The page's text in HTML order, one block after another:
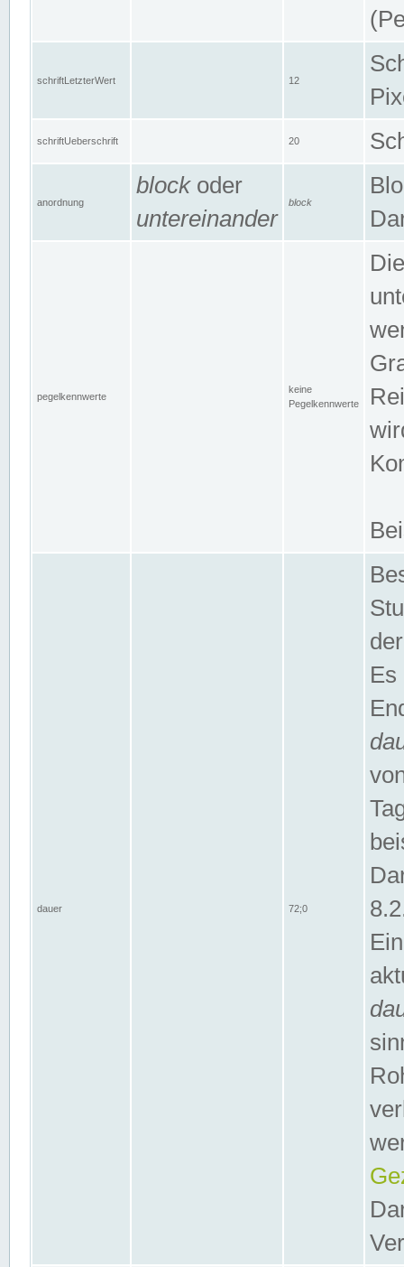
schriftLetzterWert 12
schriftUeberschrift 20
anordnung
blockoder
untereinander
block
pegelkennwerte
keine
Pegelkennwerte
dauer 72;0
Es